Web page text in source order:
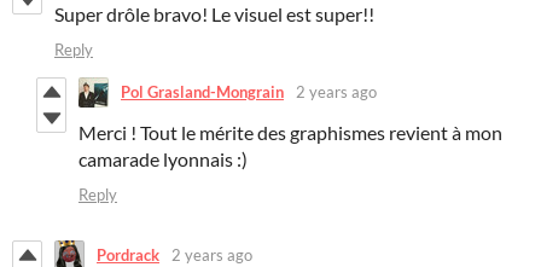
Super drôle bravo! Le visuel est super!!
Reply
Pol Grasland-Mongrain 2 years ago
Merci ! Tout le mérite des graphismes revient à mon
camarade lyonnais :)
Reply
Pordrack 2 years ago